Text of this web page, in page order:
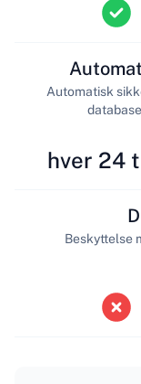
hver 24
Automatisk
Beskyttelse